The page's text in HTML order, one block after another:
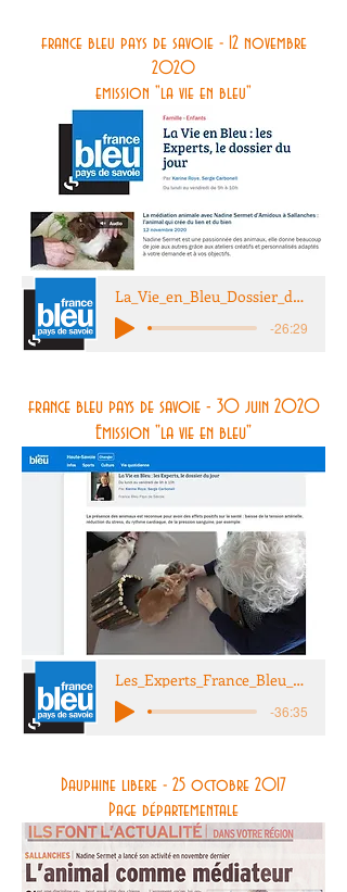
france bleu pays de savoie - 12 novembre
2020
emission "la vie en bleu"
La_Vie_en_Bleu_Dossier_du_jour-12novembr
-26:29
france bleu pays de savoie - 30 juin 2020
Emission "la vie en bleu"
Les_Experts_France_Bleu_Pays_de_Savoie--
-36:35
Dauphine libere - 25 octobre 2017
Page départementale